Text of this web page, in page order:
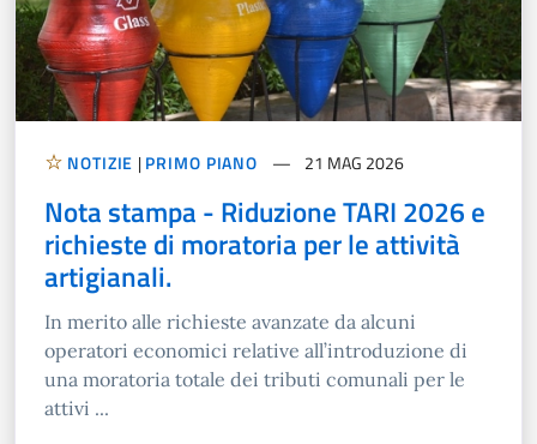
NOTIZIE |PRIMO PIANO 21 MAG 2026
Nota stampa - Riduzione TARI 2026 e
richieste di moratoria per le attività
artigianali.
In merito alle richieste avanzate da alcuni
operatori economici relative all’introduzione di
una moratoria totale dei tributi comunali per le
attivi ...